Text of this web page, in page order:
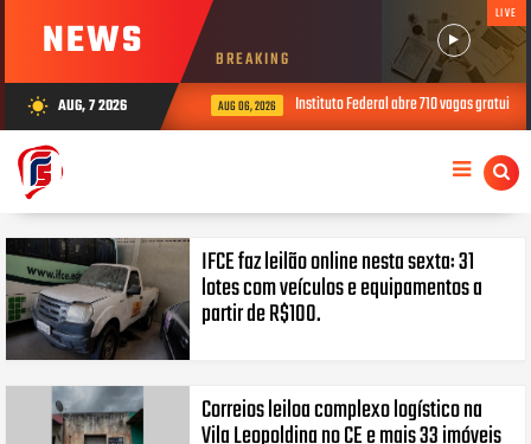
NEWS BREAKING
LIVE
wb_sunny AUG, 7 2026 AUG 06, 2026 Instituto Federal abre 710 vagas gratuitas
IFCE faz leilão online nesta sexta: 31
lotes com veículos e equipamentos a
partir de R$100.
Correios leiloa complexo logístico na
Vila Leopoldina no CE e mais 33 imóveis